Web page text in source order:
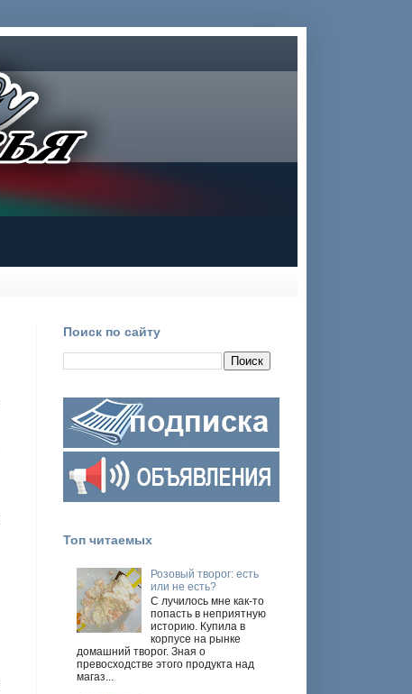
Поиск по сайту
Топ читаемых
Розовый творог: есть
или не есть?
С лучилось мне как-то
попасть в неприятную
историю. Купила в
корпусе на рынке
домашний творог. Зная о
превосходстве этого продукта над
магаз...